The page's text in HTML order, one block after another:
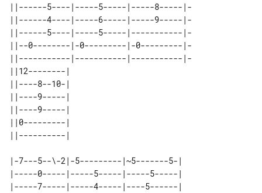
||------5----|-----5-----|-----8-----|-
||------4----|-----6-----|-----9-----|-
||------5----|-----5-----|-----------|-
||--0--------|-0---------|-0---------|-
||-----------|-----------|-----------|-
||12--------|
||----8--10-|
||----9-----|
||----9-----|
||0---------|
|-7---5--\-2|-5---------|~5-------5-|
|-----0-----|-----5-----|-----5-----|
|-----7-----|-----4-----|----5------|